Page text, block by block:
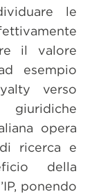
le
il valore
esempio
verso
giuridiche
opera
ricerca e
della
ponendo